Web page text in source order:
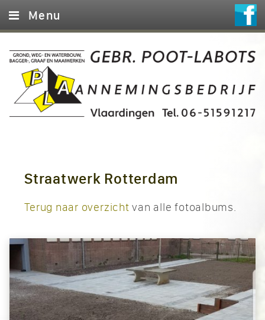
Menu
Diensten
Foto’s
Machines
Straatwerk Rotterdam
Terug naar overzicht van alle fotoalbums.